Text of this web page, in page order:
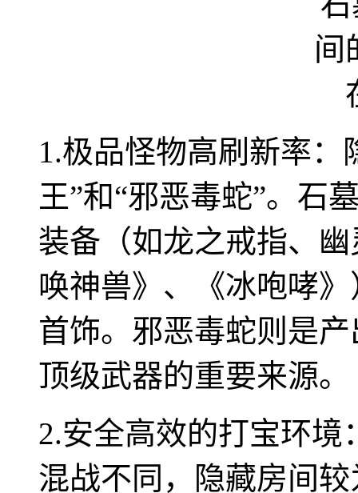
1.极品怪物高刷新率：
王”和“邪恶毒蛇”。石
装备（如龙之戒指、
唤神兽》、《冰咆哮
首饰。邪恶毒蛇则是
顶级武器的重要来源。
2.安全高效的打宝环
混战不同，隐藏房间